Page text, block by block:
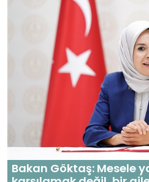
Bakan Göktaş: Mesele